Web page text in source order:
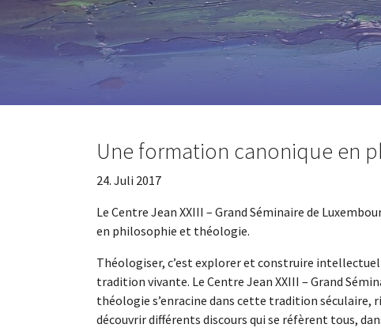
Une formation canonique en
24. Juli 2017
Le Centre Jean XXIII – Grand Séminaire de
en philosophie et théologie.
Théologiser, c’est explorer et construire
tradition vivante. Le Centre Jean XXIII – Grand
théologie s’enracine dans cette tradition séculaire,
découvrir différents discours qui se réfèrent tous,